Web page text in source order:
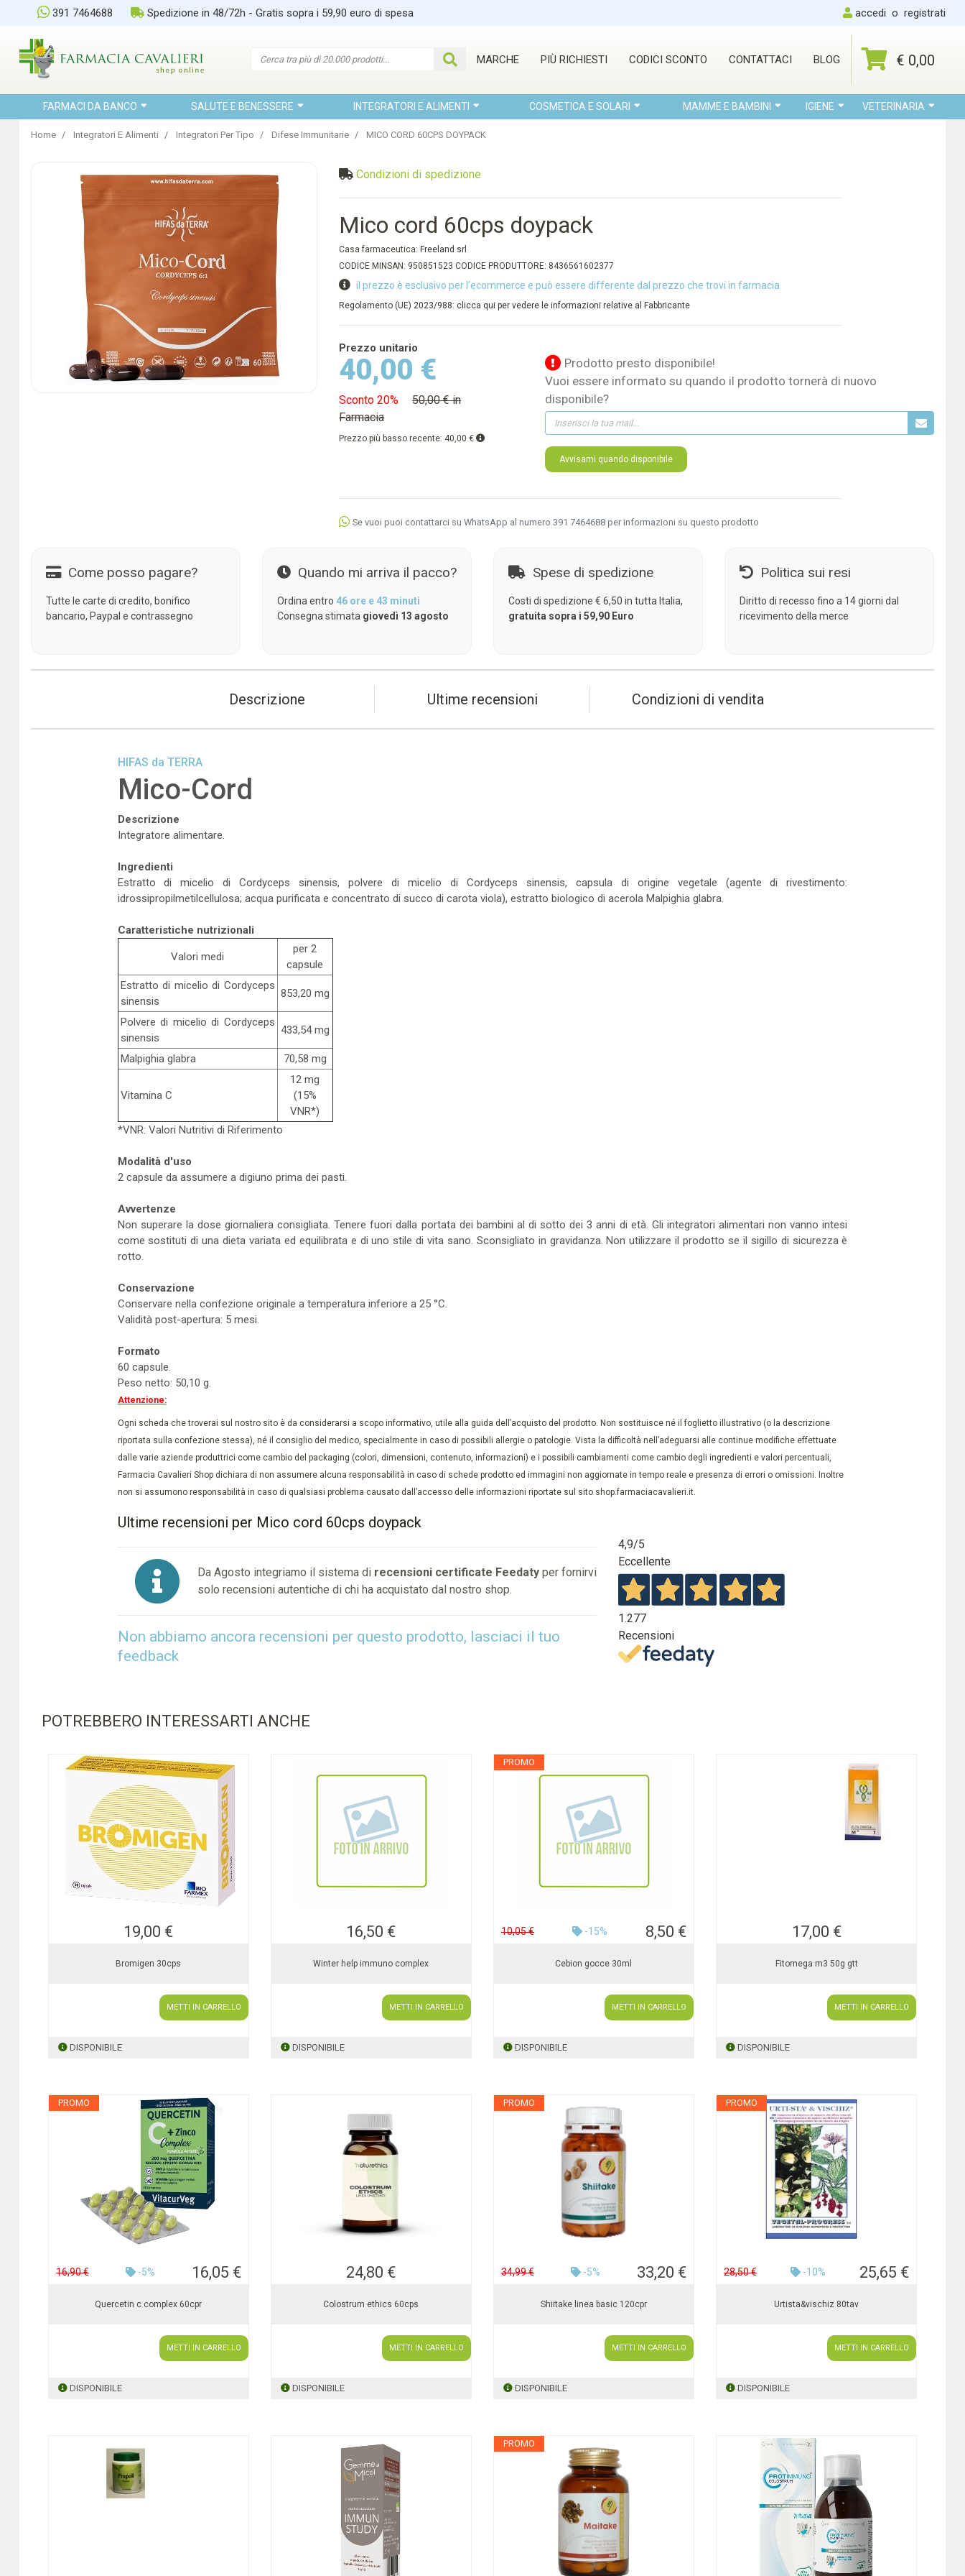
391 7464688 Spedizione in 48/72h - Gratis sopra i 59,90 euro di spesa accedi o registrati
MARCHE PIÙ RICHIESTI CODICI SCONTO CONTATTACI BLOG € 0,00
FARMACI DA BANCO SALUTE E BENESSERE INTEGRATORI E ALIMENTI COSMETICA E SOLARI MAMME E BAMBINI IGIENE VETERINARIA
Home Integratori E Alimenti Integratori Per Tipo Difese Immunitarie MICO CORD 60CPS DOYPACK
Condizioni di spedizione
Mico cord 60cps doypack
Casa farmaceutica: Freeland srl
CODICE MINSAN: 950851523 CODICE PRODUTTORE: 8436561602377
il prezzo è esclusivo per l'ecommerce e può essere differente dal prezzo che trovi in farmacia
Regolamento (UE) 2023/988: clicca qui per vedere le informazioni relative al Fabbricante
Prezzo unitario
40,00 €
Sconto 20%
50,00 € in
Farmacia
Prezzo più basso recente: 40,00 €
Prodotto presto disponibile!
Vuoi essere informato su quando il prodotto tornerà di nuovo
disponibile?
Avvisami quando disponibile
Se vuoi puoi contattarci su WhatsApp al numero 391 7464688 per informazioni su questo prodotto
Come posso pagare?
Tutte le carte di credito, bonifico
bancario, Paypal e contrassegno
Quando mi arriva il pacco?
Ordina entro 46 ore e 43 minuti
Consegna stimata giovedì 13 agosto
Spese di spedizione
Costi di spedizione € 6,50 in tutta Italia,
gratuita sopra i 59,90 Euro
Politica sui resi
Diritto di recesso fino a 14 giorni dal
ricevimento della merce
Descrizione Ultime recensioni Condizioni di vendita
HIFAS da TERRA
Mico-Cord
Descrizione
Integratore alimentare.
Ingredienti
Estratto di micelio di Cordyceps sinensis, polvere di micelio di Cordyceps sinensis, capsula di origine vegetale (agente di rivestimento:
idrossipropilmetilcellulosa; acqua purificata e concentrato di succo di carota viola), estratto biologico di acerola Malpighia glabra.
Caratteristiche nutrizionali
Valori medi
per 2
capsule
Estratto di micelio di Cordyceps
sinensis
853,20 mg
Polvere di micelio di Cordyceps
sinensis
433,54 mg
Malpighia glabra 70,58 mg
Vitamina C
12 mg
(15%
VNR*)
*VNR: Valori Nutritivi di Riferimento
Modalità d'uso
2 capsule da assumere a digiuno prima dei pasti.
Avvertenze
Non superare la dose giornaliera consigliata. Tenere fuori dalla portata dei bambini al di sotto dei 3 anni di età. Gli integratori alimentari non vanno intesi
come sostituti di una dieta variata ed equilibrata e di uno stile di vita sano. Sconsigliato in gravidanza. Non utilizzare il prodotto se il sigillo di sicurezza è
rotto.
Conservazione
Conservare nella confezione originale a temperatura inferiore a 25 °C.
Validità post-apertura: 5 mesi.
Formato
60 capsule.
Peso netto: 50,10 g.
Attenzione:
Ogni scheda che troverai sul nostro sito è da considerarsi a scopo informativo, utile alla guida dell’acquisto del prodotto. Non sostituisce né il foglietto illustrativo (o la descrizione
riportata sulla confezione stessa), né il consiglio del medico, specialmente in caso di possibili allergie o patologie. Vista la difficoltà nell’adeguarsi alle continue modifiche effettuate
dalle varie aziende produttrici come cambio del packaging (colori, dimensioni, contenuto, informazioni) e i possibili cambiamenti come cambio degli ingredienti e valori percentuali,
Farmacia Cavalieri Shop dichiara di non assumere alcuna responsabilità in caso di schede prodotto ed immagini non aggiornate in tempo reale e presenza di errori o omissioni. Inoltre
non si assumono responsabilità in caso di qualsiasi problema causato dall’accesso delle informazioni riportate sul sito shop.farmaciacavalieri.it.
Ultime recensioni per Mico cord 60cps doypack
Da Agosto integriamo il sistema di recensioni certificate Feedatyper fornirvi
solo recensioni autentiche di chi ha acquistato dal nostro shop.
Non abbiamo ancora recensioni per questo prodotto, lasciaci il tuo
feedback
4,9/5
Eccellente
1.277
Recensioni
POTREBBERO INTERESSARTI ANCHE
19,00 €
Bromigen 30cps
METTI IN CARRELLO
DISPONIBILE
16,50 €
Winter help immuno complex
METTI IN CARRELLO
DISPONIBILE
PROMO
10,05 € -15% 8,50 €
Cebion gocce 30ml
METTI IN CARRELLO
DISPONIBILE
17,00 €
Fitomega m3 50g gtt
METTI IN CARRELLO
DISPONIBILE
PROMO
16,90 € -5% 16,05 €
Quercetin c complex 60cpr
METTI IN CARRELLO
DISPONIBILE
24,80 €
Colostrum ethics 60cps
METTI IN CARRELLO
DISPONIBILE
PROMO
34,99 € -5% 33,20 €
Shiitake linea basic 120cpr
METTI IN CARRELLO
DISPONIBILE
PROMO
28,50 € -10% 25,65 €
Urtista&vischiz 80tav
METTI IN CARRELLO
DISPONIBILE
PROMO